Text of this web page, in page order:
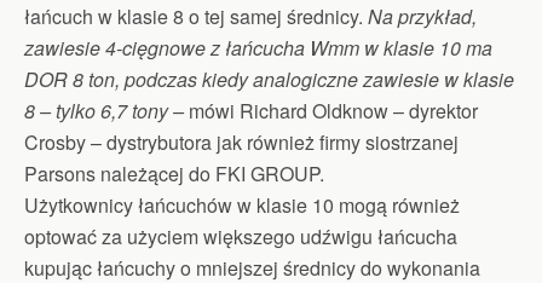
łańcuch w klasie 8 o tej samej średnicy. Na przykład,
zawiesie 4-cięgnowe z łańcucha Wmm w klasie 10 ma
DOR 8 ton, podczas kiedy analogiczne zawiesie w klasie
8 – tylko 6,7 tony –mówi Richard Oldknow – dyrektor
Crosby – dystrybutora jak również firmy siostrzanej
Parsons należącej do FKI GROUP.
Użytkownicy łańcuchów w klasie 10 mogą również
optować za użyciem większego udźwigu łańcucha
kupując łańcuchy o mniejszej średnicy do wykonania